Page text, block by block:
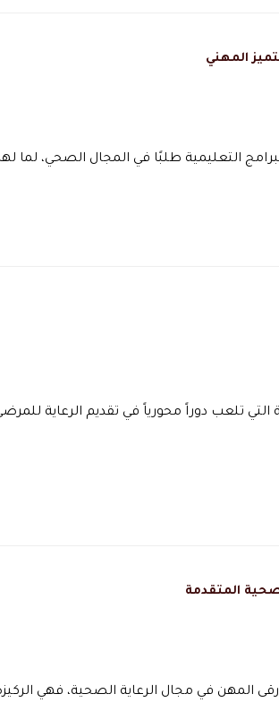
المهني
التعليمية طلبًا في المجال الصحي، لما
تلعب دوراً محورياً في تقديم الرعاية
المتقدمة
المهن في مجال الرعاية الصحية، فهي